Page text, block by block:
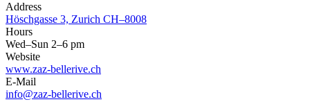
Address
Höschgasse 3, Zurich CH–8008
Hours
Wed–Sun 2–6 pm
Website
www.zaz-bellerive.ch
E-Mail
info@zaz-bellerive.ch